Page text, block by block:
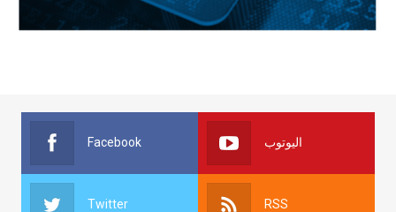
Facebook اليوتوب
Twitter RSS